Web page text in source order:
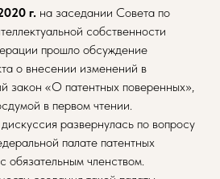
г. на заседании Совета по
собственности
прошло обсуждение
о внесении изменений в
закон «О патентных поверенных»,
в первом чтении.
развернулась по вопросу
палате патентных
обязательным членством.